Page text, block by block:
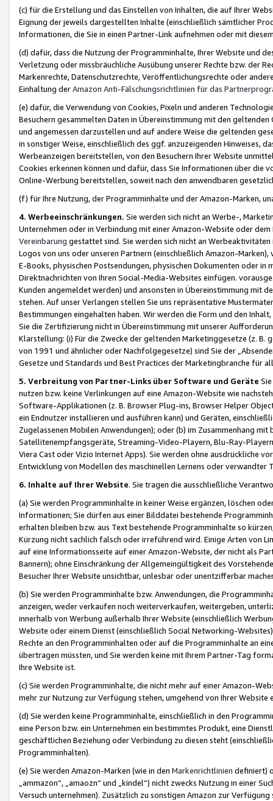
(c) für die Erstellung und das Einstellen von Inhalten, die auf Ihrer
Eignung der jeweils dargestellten Inhalte (einschließlich sämtlicher
Informationen, die Sie in einen Partner-Link aufnehmen oder mit
(d) dafür, dass die Nutzung der Programminhalte, Ihrer Website und
Verletzung oder missbräuchliche Ausübung unserer Rechte bzw. der
Markenrechte, Datenschutzrechte, Veröffentlichungsrechte oder
Einhaltung derAmazon Anti-Fälschungsrichtlinien für das
(e) dafür, die Verwendung von Cookies, Pixeln und anderen
Besuchern gesammelten Daten in Übereinstimmung mit den
und angemessen darzustellen und auf andere Weise die geltenden
in sonstiger Weise, einschließlich des ggf. anzuzeigenden Hinweises,
Werbeanzeigen bereitstellen, von den Besuchern Ihrer Website
Cookies erkennen können und dafür, dass Sie Informationen über die
Online-Werbung bereitstellen, soweit nach den anwendbaren
(f) für Ihre Nutzung, der Programminhalte und der Amazon-Marken,
4. Werbeeinschränkungen. Sie werden sich nicht an Werbe-,
Unternehmen oder in Verbindung mit einer Amazon-Website oder
Vereinbarung gestattet sind. Sie werden sich nicht an
Logos von uns oder unseren Partnern (einschließlich Amazon-
E-Books, physischen Postsendungen, physischen Dokumenten oder in
Direktnachrichten von Ihren Social-Media-Websites einfügen.
Kunden angemeldet werden) und ansonsten in Übereinstimmung mit
stehen. Auf unser Verlangen stellen Sie uns repräsentative
Bestimmungen eingehalten haben. Wir werden die Form und den
Sie die Zertifizierung nicht in Übereinstimmung mit unserer
Klarstellung: (i) Für die Zwecke der geltenden Marketinggesetze (z. B.
von 1991 und ähnlicher oder Nachfolgegesetze) sind Sie der
Gesetze und Standards und Best Practices der Marketingbranche für
5. Verbreitung von Partner-Links über Software und Geräte
nutzen bzw. keine Verlinkungen auf eine Amazon-Website wie
Software-Applikationen (z. B. Browser Plug-ins, Browser Helper
ein Endnutzer installieren und ausführen kann) und Geräten,
Zugelassenen Mobilen Anwendungen); oder (b) im Zusammenhang
Satellitenempfangsgeräte, Streaming-Video-Playern, Blu-Ray-
Viera Cast oder Vizio Internet Apps). Sie werden ohne ausdrückliche
Entwicklung von Modellen des maschinellen Lernens oder
6. Inhalte auf Ihrer Website. Sie tragen die ausschließliche
(a) Sie werden Programminhalte in keiner Weise ergänzen, löschen
Informationen; Sie dürfen aus einer Bilddatei bestehende
erhalten bleiben bzw. aus Text bestehende Programminhalte so
Kürzung nicht sachlich falsch oder irreführend wird. Einige Arten von
auf eine Informationsseite auf einer Amazon-Website, der nicht als
Bannern); ohne Einschränkung der Allgemeingültigkeit des
Besucher Ihrer Website unsichtbar, unlesbar oder unentzifferbar
(b) Sie werden Programminhalte bzw. Anwendungen, die
anzeigen, weder verkaufen noch weiterverkaufen, weitergeben,
innerhalb von Werbung außerhalb Ihrer Website (einschließlich
Website oder einem Dienst (einschließlich Social Networking-
Rechte an den Programminhalten oder auf die Programminhalte an
übertragen müssten, und Sie werden keine mit Ihrem Partner-Tag
Ihre Website ist.
(c) Sie werden Programminhalte, die nicht mehr auf einer Amazon-
mehr zur Nutzung zur Verfügung stehen, umgehend von Ihrer
(d) Sie werden keine Programminhalte, einschließlich in den
eine Person bzw. ein Unternehmen ein bestimmtes Produkt, eine
geschäftlichen Beziehung oder Verbindung zu diesen steht
Programminhalten).
(e) Sie werden Amazon-Marken (wie in den Markenrichtlinien definiert)
„ammazon“, „amaozn“ und „kindel“) nicht zwecks Nutzung in einer
Versuch unternehmen). Zusätzlich zu sonstigen Amazon zur